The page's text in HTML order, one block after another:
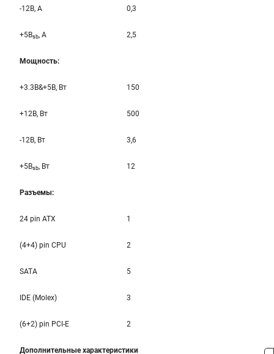
-12B, A 0,3
+5Bsb, A 2,5
Мощность:
+3.3B&+5B, Вт 150
+12B, Вт 500
-12B, Вт 3,6
+5Bsb, Вт 12
Разъемы:
24 pin ATX 1
(4+4) pin CPU 2
SATA 5
IDE (Molex) 3
(6+2) pin PCI-E 2
Дополнительные характеристики